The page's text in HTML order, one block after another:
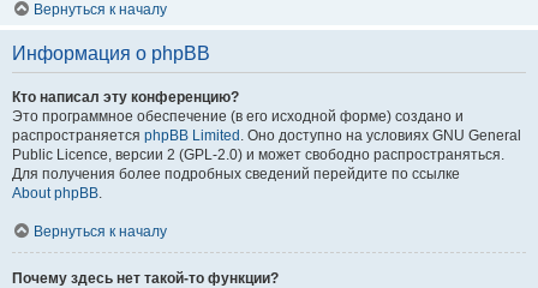
Вернуться к началу
Информация о phpBB
Кто написал эту конференцию?
Это программное обеспечение (в его исходной форме) создано и
распространяется phpBB Limited . Оно доступно на условиях GNU General
Public Licence, версии 2 (GPL-2.0) и может свободно распространяться.
Для получения более подробных сведений перейдите по ссылке
About phpBB.
Вернуться к началу
Почему здесь нет такой-то функции?